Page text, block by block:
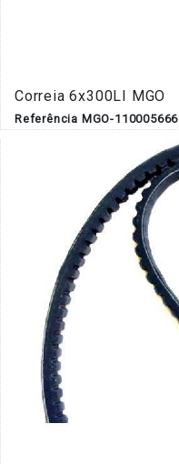
Correia 6x300LI MGO
Referência MGO-110005666